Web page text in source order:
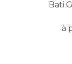
Bati
à